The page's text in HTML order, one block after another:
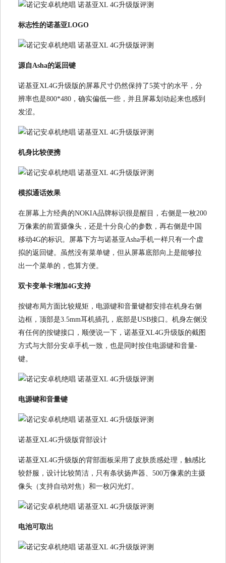
标志性的诺基亚LOGO
源自Asha的返回键
诺基亚XL4G升级版的屏幕尺寸仍然保持了5英寸的水平，分
辨率也是800*480，确实偏低一些，并且屏幕划动起来也感到
发涩。
机身比较便携
模拟通话效果
在屏幕上方经典的NOKIA品牌标识很是醒目，右侧是一枚200
万像素的前置摄像头，还是十分良心的参数，再右侧是中国
移动4G的标识。屏幕下方与诺基亚Asha手机一样只有一个虚
拟的返回键。虽然没有菜单键，但从屏幕底部向上是能够拉
出一个菜单的，也算方便。
双卡变单卡增加4G支持
按键布局方面比较规矩，电源键和音量键都安排在机身右侧
边框，顶部是3.5mm耳机插孔，底部是USB接口。机身左侧没
有任何的按键接口，顺便说一下，诺基亚XL4G升级版的截图
方式与大部分安卓手机一致，也是同时按住电源键和音量-
键。
电源键和音量键
诺基亚XL4G升级版背部设计
诺基亚XL4G升级版的背部面板采用了皮肤质感处理，触感比
较舒服，设计比较简洁，只有条状扬声器、500万像素的主摄
像头（支持自动对焦）和一枚闪光灯。
电池可取出